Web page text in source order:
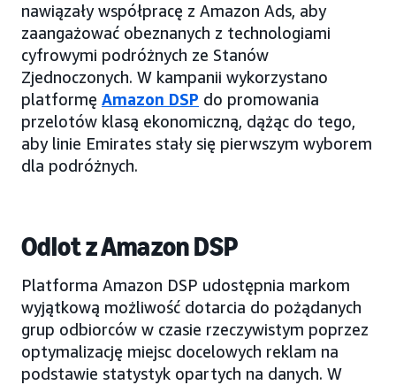
nawiązały współpracę z Amazon Ads, aby
zaangażować obeznanych z technologiami
cyfrowymi podróżnych ze Stanów
Zjednoczonych. W kampanii wykorzystano
platformę Amazon DSP do promowania
przelotów klasą ekonomiczną, dążąc do tego,
aby linie Emirates stały się pierwszym wyborem
dla podróżnych.
Odlot z Amazon DSP
Platforma Amazon DSP udostępnia markom
wyjątkową możliwość dotarcia do pożądanych
grup odbiorców w czasie rzeczywistym poprzez
optymalizację miejsc docelowych reklam na
podstawie statystyk opartych na danych. W